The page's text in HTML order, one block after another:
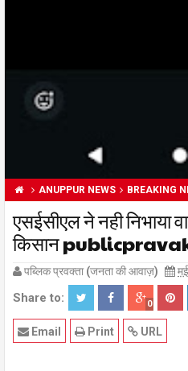
ANUPPUR NEWS BREAKING
एसईसीएल ने नही निभाया
किसान
पब्लिक प्रवक्ता (जनता की आवाज़)
Share to: 0
URL
Print
Email